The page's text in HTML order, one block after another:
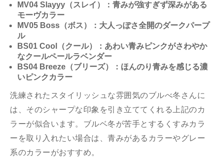
MV04 Slayyy（スレイ）：青みが強すぎず深みがある
モーヴカラー
MV05 Boss（ボス）：大人っぽさ全開のダークパープ
ル
BS01 Cool（クール）：あわい青みピンクがさわやか
なクールペールラベンダー
BS04 Breeze（ブリーズ）：ほんのり青みを感じる濃
いピンクカラー
洗練されたスタイリッシュな雰囲気のブルべ冬さんに
は、そのシャープな印象を引き立ててくれる上記のカ
ラーが似合います。ブルベ冬が苦手とするくすみカラ
ーを取り入れたい場合は、青みがあるカラーやグレー
系のカラーがおすすめ。